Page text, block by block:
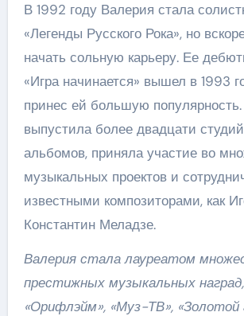
В 1992 году Валерия стала
«Легенды Русского Рока», но
начать сольную карьеру. Ее
«Игра начинается» вышел в 1993
принес ей большую
выпустила более двадцати
альбомов, приняла участие во
музыкальных проектов и
известными композиторами, как
Константин Меладзе.
Валерия стала лауреатом
престижных музыкальных
«Орифлэйм», «Муз-ТВ»,